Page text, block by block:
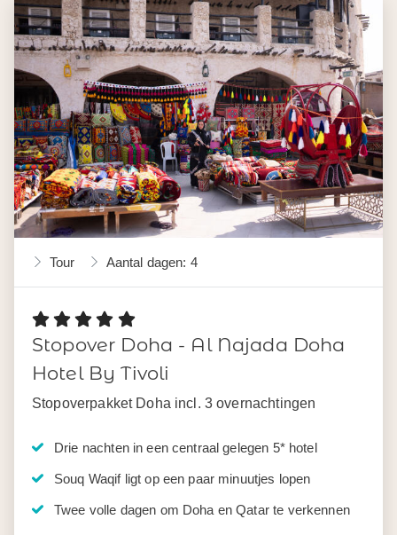
Tour Aantal dagen: 4
Stopover Doha - Al Najada Doha
Hotel By Tivoli
Stopoverpakket Doha incl. 3 overnachtingen
Drie nachten in een centraal gelegen 5* hotel
Souq Waqif ligt op een paar minuutjes lopen
Twee volle dagen om Doha en Qatar te verkennen